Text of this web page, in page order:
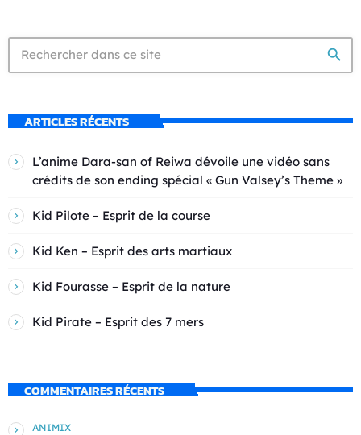
search
ARTICLES RÉCENTS
L’anime Dara-san of Reiwa dévoile une vidéo sans
crédits de son ending spécial « Gun Valsey’s Theme »
Kid Pilote – Esprit de la course
Kid Ken – Esprit des arts martiaux
Kid Fourasse – Esprit de la nature
Kid Pirate – Esprit des 7 mers
COMMENTAIRES RÉCENTS
ANIMIX